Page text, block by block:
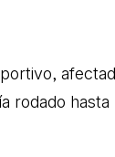
rodado hasta